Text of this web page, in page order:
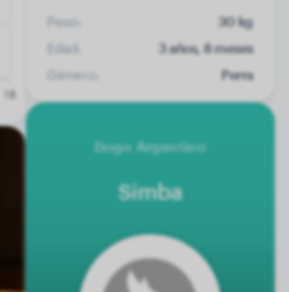
Peso:
30 kg
Edad:
3 años, 8 meses
Género:
Perra
Dogo Argentino
Simba